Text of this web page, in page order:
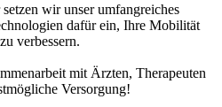
wir unser umfangreiches
dafür ein, Ihre Mobilität
verbessern.
mit Ärzten, Therapeuten
Versorgung!